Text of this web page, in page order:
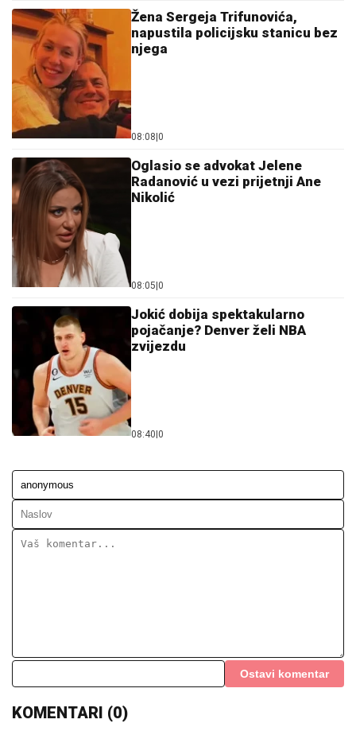
Žena Sergeja Trifunovića,
napustila policijsku stanicu bez
njega
08:08 0
Oglasio se advokat Jelene
Radanović u vezi prijetnji Ane
Nikolić
08:05 0
Jokić dobija spektakularno
pojačanje? Denver želi NBA
zvijezdu
08:40 0
Ostavi komentar
KOMENTARI (0)